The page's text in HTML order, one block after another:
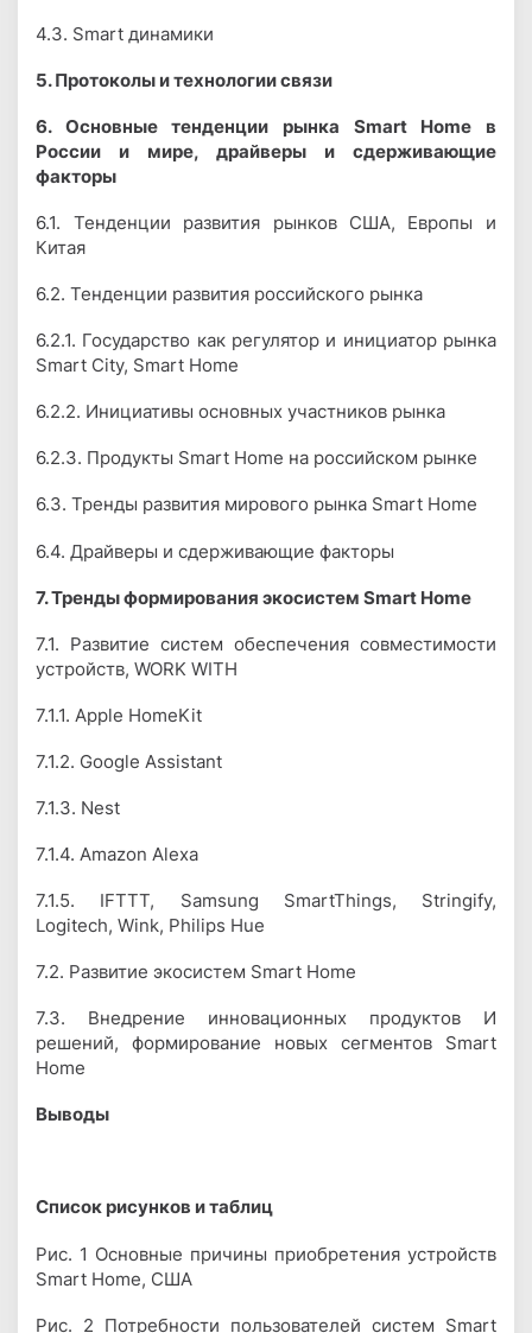
4.3. Smart динамики
5. Протоколы и технологии связи
6. Основные тенденции рынка Smart Home в
России и мире, драйверы и сдерживающие
факторы
6.1. Тенденции развития рынков США, Европы и
Китая
6.2. Тенденции развития российского рынка
6.2.1. Государство как регулятор и инициатор рынка
Smart City, Smart Home
6.2.2. Инициативы основных участников рынка
6.2.3. Продукты Smart Home на российском рынке
6.3. Тренды развития мирового рынка Smart Home
6.4. Драйверы и сдерживающие факторы
7. Тренды формирования экосистем Smart Home
7.1. Развитие систем обеспечения совместимости
устройств, WORK WITH
7.1.1. Apple HomeKit
7.1.2. Google Assistant
7.1.3. Nest
7.1.4. Amazon Alexa
7.1.5. IFTTT, Samsung SmartThings, Stringify,
Logitech, Wink, Philips Hue
7.2. Развитие экосистем Smart Home
7.3. Внедрение инновационных продуктов И
решений, формирование новых сегментов Smart
Home
Выводы
Список рисунков и таблиц
Рис. 1 Основные причины приобретения устройств
Smart Home, США
Рис. 2 Потребности пользователей систем Smart